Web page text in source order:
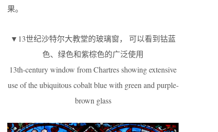
果。
▼13世纪沙特尔大教堂的玻璃窗， 可以看到钴蓝
色、绿色和紫棕色的广泛使用
13th-century window from Chartres showing extensive
use of the ubiquitous cobalt blue with green and purple-
brown glass